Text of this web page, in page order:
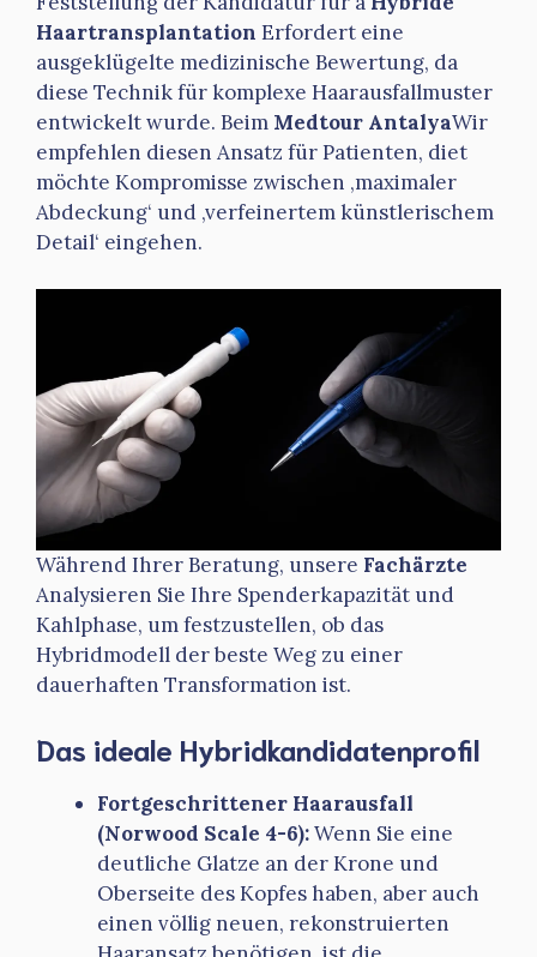
Haartransplantation Erfordert eine
ausgeklügelte medizinische Bewertung, da
diese Technik für komplexe Haarausfallmuster
entwickelt wurde. Beim Medtour AntalyaWir
empfehlen diesen Ansatz für Patienten, diet
möchte Kompromisse zwischen ‚maximaler
Abdeckung‘ und ‚verfeinertem künstlerischem
Detail‘ eingehen.
Während Ihrer Beratung, unsere Fachärzte
Analysieren Sie Ihre Spenderkapazität und
Kahlphase, um festzustellen, ob das
Hybridmodell der beste Weg zu einer
dauerhaften Transformation ist.
Das ideale Hybridkandidatenprofil
Fortgeschrittener Haarausfall
(Norwood Scale 4-6):Wenn Sie eine
deutliche Glatze an der Krone und
Oberseite des Kopfes haben, aber auch
einen völlig neuen, rekonstruierten